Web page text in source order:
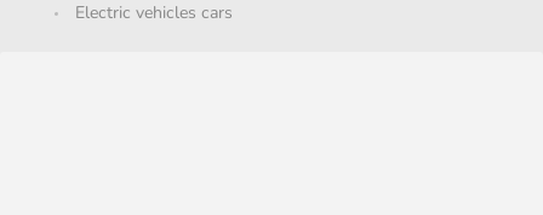
Electric vehicles cars